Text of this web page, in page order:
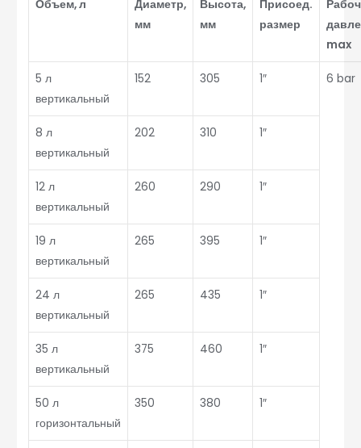
Объем, л
Диаметр,
мм
Высота,
мм
Присоед.
размер
max
5 л
вертикальный
152 305 1″ 6 bar
8 л
вертикальный
202 310 1″
12 л
вертикальный
260 290 1″
19 л
вертикальный
265 395 1″
24 л
вертикальный
265 435 1″
35 л
вертикальный
375 460 1″
50 л
горизонтальный
350 380 1″